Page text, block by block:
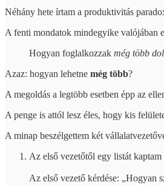
Néhány hete írtam a produktivitás
A fenti mondatok mindegyike valójában
Hogyan foglalkozzak még több
Azaz: hogyan lehetne még több?
A megoldás a legtöbb esetben épp az
A penge is attól lesz éles, hogy kis
A minap beszélgettem két
Az első vezetőtől egy listát
Az első vezető kérdése: „Hogyan